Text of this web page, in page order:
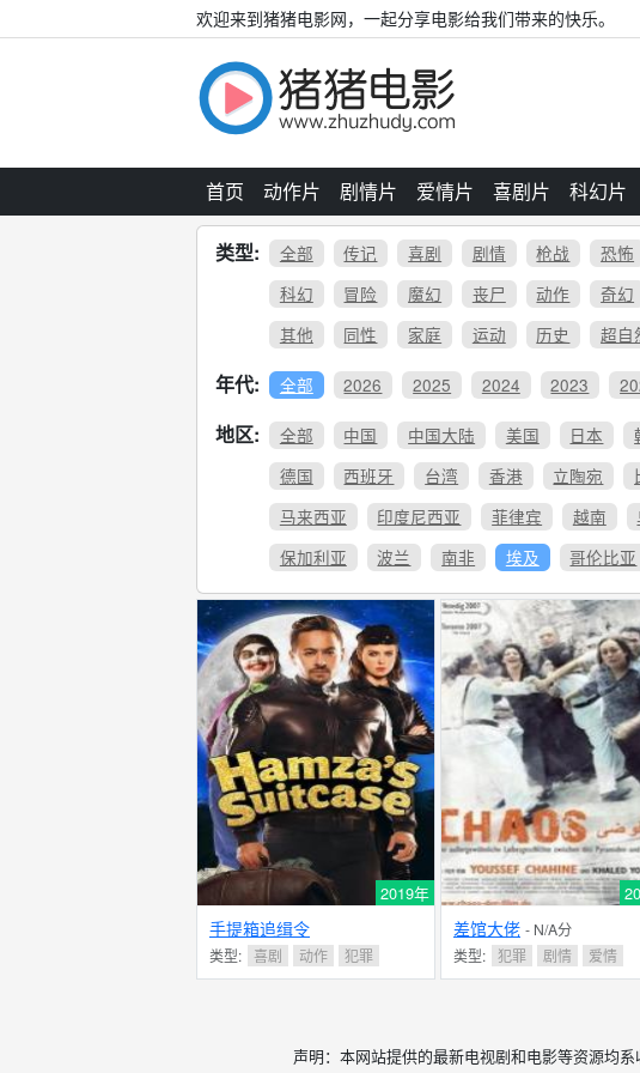
欢迎来到猪猪电影网，一起分享电影给我们带来的快乐。
首页 动作片 剧情片 爱情片 喜剧片 科幻片
类型: 全部 传记 喜剧 剧情 枪战 恐怖
科幻
冒险 魔幻 丧尸 动作 奇幻
其他
同性 家庭 运动 历史 超自
年代: 全部 2026 2025 2024 2023
地区: 全部 中国 中国大陆 美国 日本
德国
西班牙 台湾 香港 立陶宛
马来西亚
印度尼西亚 菲律宾 越南
保加利亚
波兰 南非 埃及 哥伦比亚
2019年
手提箱追缉令
类型: 喜剧 动作 犯罪
差馆大佬 - N/A分
类型: 犯罪 剧情 爱情
声明：本网站提供的最新电视剧和电影等资源均